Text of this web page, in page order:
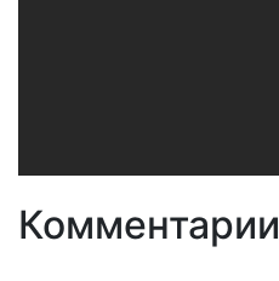
Комментарии